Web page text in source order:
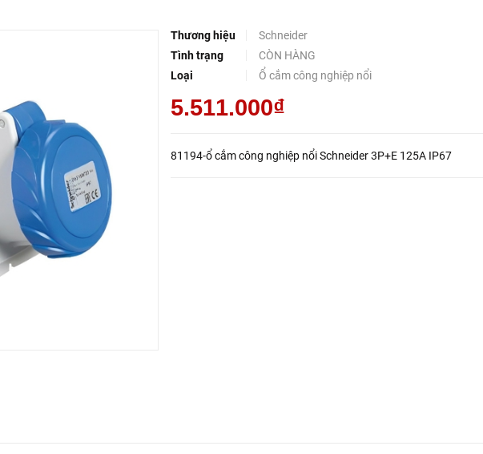
Thương hiệu
Schneider
Tình trạng
CÒN HÀNG
Loại
Ổ cắm công nghiệp nổi
5.511.000₫
81194-ổ cắm công nghiệp nổi Schneider 3P+E 125A IP67